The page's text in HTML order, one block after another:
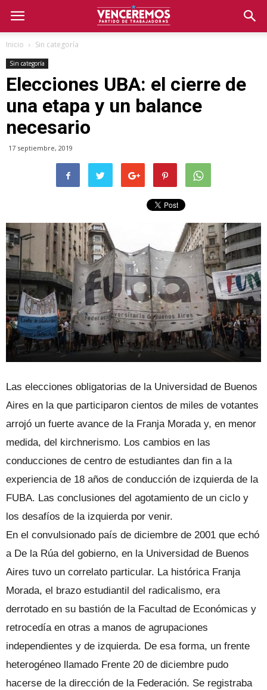
Inicio Sin categoría
Sin categoría
Elecciones UBA: el cierre de
una etapa y un balance
necesario
17 septiembre, 2019
Las elecciones obligatorias de la Universidad de Buenos
Aires en la que participaron cientos de miles de votantes
arrojó un fuerte avance de la Franja Morada y, en menor
medida, del kirchnerismo. Los cambios en las
conducciones de centro de estudiantes dan fin a la
experiencia de 18 años de conducción de izquierda de la
FUBA. Las conclusiones del agotamiento de un ciclo y
los desafíos de la izquierda por venir.
En el convulsionado país de diciembre de 2001 que echó
a De la Rúa del gobierno, en la Universidad de Buenos
Aires tuvo un correlato particular. La histórica Franja
Morada, el brazo estudiantil del radicalismo, era
derrotado en su bastión de la Facultad de Económicas y
retrocedía en otras a manos de agrupaciones
independientes y de izquierda. De esa forma, un frente
heterogéneo llamado Frente 20 de diciembre pudo
hacerse de la dirección de la Federación. Se registraba